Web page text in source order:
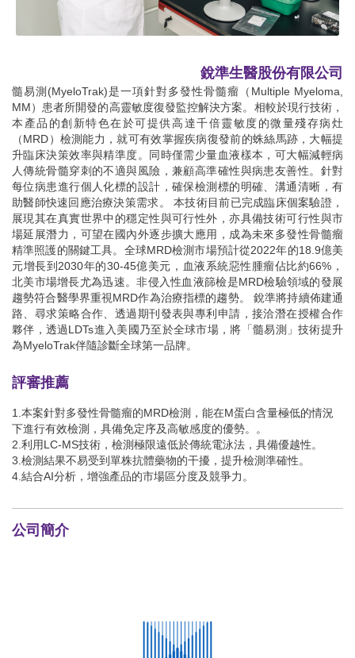
銳準生醫股份有限公司
髓易測(MyeloTrak)是一項針對多發性骨髓瘤（Multiple Myeloma,
MM）患者所開發的高靈敏度復發監控解決方案。相較於現行技術，
本產品的創新特色在於可提供高達千倍靈敏度的微量殘存病灶
（MRD）檢測能力，就可有效掌握疾病復發前的蛛絲馬跡，大幅提
升臨床決策效率與精準度。同時僅需少量血液樣本，可大幅減輕病
人傳統骨髓穿刺的不適與風險，兼顧高準確性與病患友善性。針對
每位病患進行個人化標的設計，確保檢測標的明確、溝通清晰，有
助醫師快速回應治療決策需求。 本技術目前已完成臨床個案驗證，
展現其在真實世界中的穩定性與可行性外，亦具備技術可行性與市
場延展潛力，可望在國內外逐步擴大應用，成為未來多發性骨髓瘤
精準照護的關鍵工具。全球MRD檢測市場預計從2022年的18.9億美
元增長到2030年的30-45億美元，血液系統惡性腫瘤佔比約66%，
北美市場增長尤為迅速。非侵入性血液篩檢是MRD檢驗領域的發展
趨勢符合醫學界重視MRD作為治療指標的趨勢。 銳準將持續佈建通
路、尋求策略合作、透過期刊發表與專利申請，接洽潛在授權合作
夥伴，透過LDTs進入美國乃至於全球市場，將「髓易測」技術提升
為MyeloTrak伴隨診斷全球第一品牌。
評審推薦
1.本案針對多發性骨髓瘤的MRD檢測，能在M蛋白含量極低的情況
下進行有效檢測，具備免定序及高敏感度的優勢。。
2.利用LC-MS技術，檢測極限遠低於傳統電泳法，具備優越性。
3.檢測結果不易受到單株抗體藥物的干擾，提升檢測準確性。
4.結合AI分析，增強產品的市場區分度及競爭力。
公司簡介